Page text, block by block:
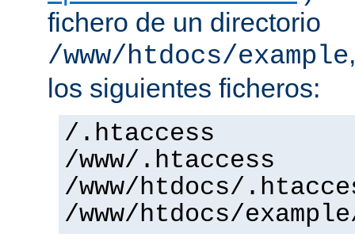
fichero de un directorio
/www/htdocs/example
los siguientes ficheros:
/.htaccess
/www/.htaccess
/www/htdocs/
/www/htdocs/